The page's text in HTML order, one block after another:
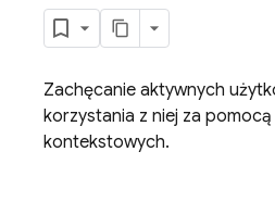
Zachęcanie aktywnych
korzystania z niej za
kontekstowych.